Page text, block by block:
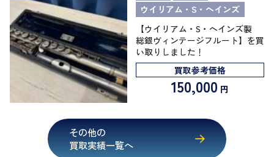
ウイリアム・S・ヘインズ
【ウイリアム・S・ヘインズ製
総銀ヴィンテージフルート】を買
い取りしました！
買取参考価格
150,000 円
その他の
買取実績一覧へ